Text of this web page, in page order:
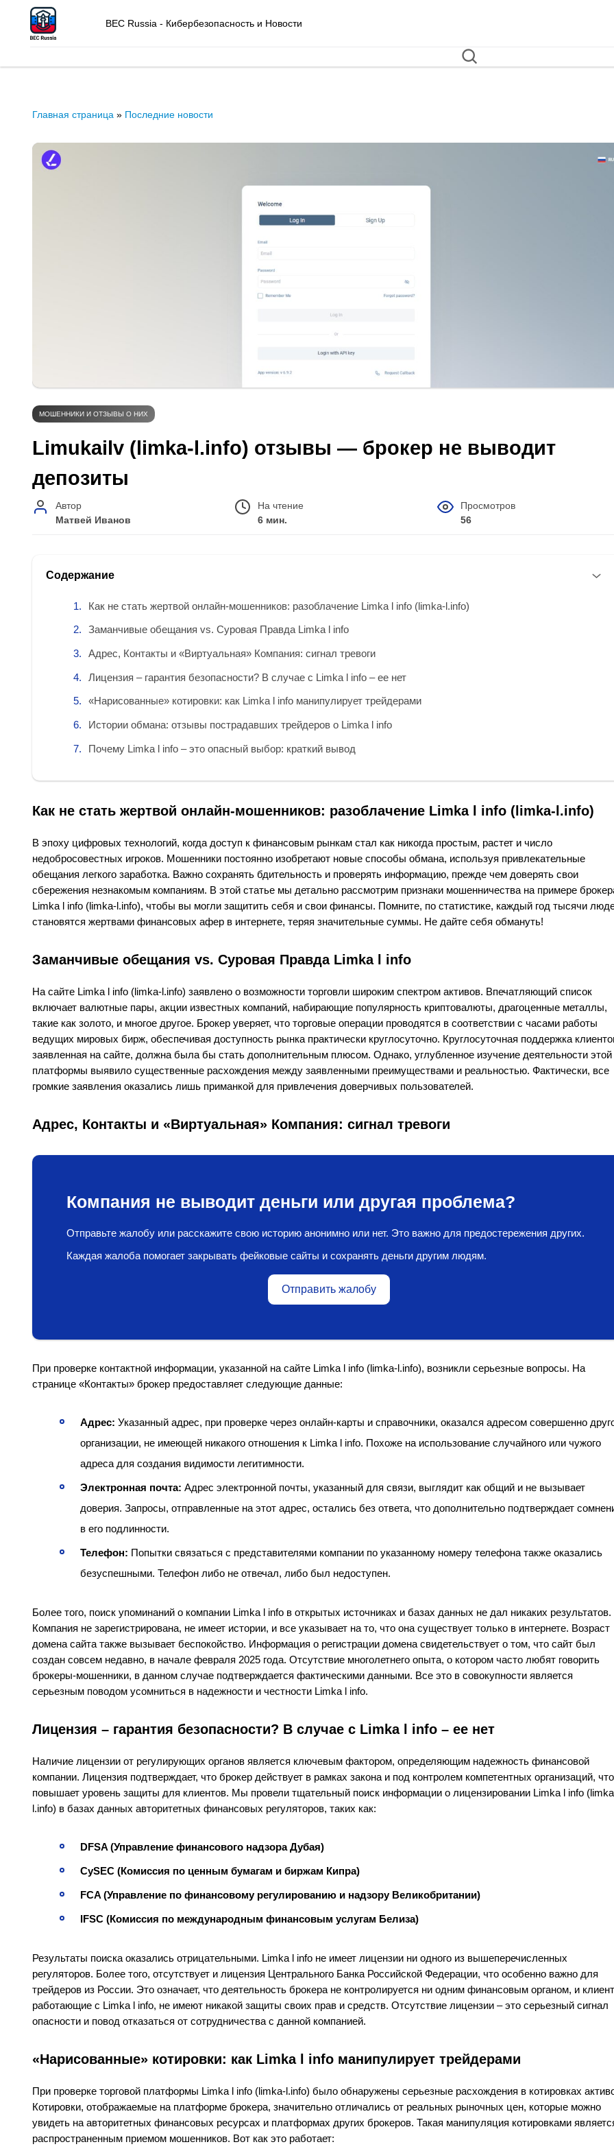
BEC Russia - Кибербезопасность и Новости
Главная страница » Последние новости
МОШЕННИКИ И ОТЗЫВЫ О НИХ
Limukailv (limka-l.info) отзывы — брокер не выводит
депозиты
Автор
Матвей Иванов
На чтение
6 мин.
Просмотров
56
Содержание
Как не стать жертвой онлайн-мошенников: разоблачение Limka l info (limka-l.info)
Заманчивые обещания vs. Суровая Правда Limka l info
Адрес, Контакты и «Виртуальная» Компания: сигнал тревоги
Лицензия – гарантия безопасности? В случае с Limka l info – ее нет
«Нарисованные» котировки: как Limka l info манипулирует трейдерами
Истории обмана: отзывы пострадавших трейдеров о Limka l info
Почему Limka l info – это опасный выбор: краткий вывод
Как не стать жертвой онлайн-мошенников: разоблачение Limka l info (limka-l.info)
В эпоху цифровых технологий, когда доступ к финансовым рынкам стал как никогда простым, растет и число
недобросовестных игроков. Мошенники постоянно изобретают новые способы обмана, используя привлекательные
обещания легкого заработка. Важно сохранять бдительность и проверять информацию, прежде чем доверять свои
сбережения незнакомым компаниям. В этой статье мы детально рассмотрим признаки мошенничества на примере
Limka l info (limka-l.info), чтобы вы могли защитить себя и свои финансы. Помните, по статистике, каждый год тысячи
становятся жертвами финансовых афер в интернете, теряя значительные суммы. Не дайте себя обмануть!
Заманчивые обещания vs. Суровая Правда Limka l info
На сайте Limka l info (limka-l.info) заявлено о возможности торговли широким спектром активов. Впечатляющий список
включает валютные пары, акции известных компаний, набирающие популярность криптовалюты, драгоценные металлы,
такие как золото, и многое другое. Брокер уверяет, что торговые операции проводятся в соответствии с часами работы
ведущих мировых бирж, обеспечивая доступность рынка практически круглосуточно. Круглосуточная поддержка
заявленная на сайте, должна была бы стать дополнительным плюсом. Однако, углубленное изучение деятельности этой
платформы выявило существенные расхождения между заявленными преимуществами и реальностью. Фактически, все
громкие заявления оказались лишь приманкой для привлечения доверчивых пользователей.
Адрес, Контакты и «Виртуальная» Компания: сигнал тревоги
Компания не выводит деньги или другая проблема?
Отправьте жалобу или расскажите свою историю анонимно или нет. Это важно для предостережения других.
Каждая жалоба помогает закрывать фейковые сайты и сохранять деньги другим людям.
Отправить жалобу
При проверке контактной информации, указанной на сайте Limka l info (limka-l.info), возникли серьезные вопросы. На
странице «Контакты» брокер предоставляет следующие данные:
Адрес: Указанный адрес, при проверке через онлайн-карты и справочники, оказался адресом совершенно
организации, не имеющей никакого отношения к Limka l info. Похоже на использование случайного или чужого
адреса для создания видимости легитимности.
Электронная почта: Адрес электронной почты, указанный для связи, выглядит как общий и не вызывает
доверия. Запросы, отправленные на этот адрес, остались без ответа, что дополнительно подтверждает
в его подлинности.
Телефон: Попытки связаться с представителями компании по указанному номеру телефона также оказались
безуспешными. Телефон либо не отвечал, либо был недоступен.
Более того, поиск упоминаний о компании Limka l info в открытых источниках и базах данных не дал никаких результатов.
Компания не зарегистрирована, не имеет истории, и все указывает на то, что она существует только в интернете. Возраст
домена сайта также вызывает беспокойство. Информация о регистрации домена свидетельствует о том, что сайт был
создан совсем недавно, в начале февраля 2025 года. Отсутствие многолетнего опыта, о котором часто любят говорить
брокеры-мошенники, в данном случае подтверждается фактическими данными. Все это в совокупности является
серьезным поводом усомниться в надежности и честности Limka l info.
Лицензия – гарантия безопасности? В случае с Limka l info – ее нет
Наличие лицензии от регулирующих органов является ключевым фактором, определяющим надежность финансовой
компании. Лицензия подтверждает, что брокер действует в рамках закона и под контролем компетентных организаций, что
повышает уровень защиты для клиентов. Мы провели тщательный поиск информации о лицензировании Limka l info
l.info) в базах данных авторитетных финансовых регуляторов, таких как:
DFSA (Управление финансового надзора Дубая)
CySEC (Комиссия по ценным бумагам и биржам Кипра)
FCA (Управление по финансовому регулированию и надзору Великобритании)
IFSC (Комиссия по международным финансовым услугам Белиза)
Результаты поиска оказались отрицательными. Limka l info не имеет лицензии ни одного из вышеперечисленных
регуляторов. Более того, отсутствует и лицензия Центрального Банка Российской Федерации, что особенно важно для
трейдеров из России. Это означает, что деятельность брокера не контролируется ни одним финансовым органом, и
работающие с Limka l info, не имеют никакой защиты своих прав и средств. Отсутствие лицензии – это серьезный сигнал
опасности и повод отказаться от сотрудничества с данной компанией.
«Нарисованные» котировки: как Limka l info манипулирует трейдерами
При проверке торговой платформы Limka l info (limka-l.info) было обнаружены серьезные расхождения в котировках
Котировки, отображаемые на платформе брокера, значительно отличались от реальных рыночных цен, которые можно
увидеть на авторитетных финансовых ресурсах и платформах других брокеров. Такая манипуляция котировками
распространенным приемом мошенников. Вот как это работает: